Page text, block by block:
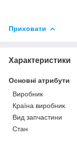
Приховати
Характеристики
Основні атрибути
Виробник
Країна виробник
Вид запчастини
Стан